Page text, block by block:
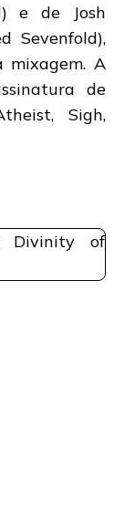
e de Josh
Sevenfold),
mixagem. A
de
Sigh,